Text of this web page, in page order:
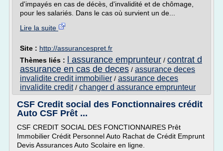
d'impayés en cas de décès, d'invalidité et de chômage,
pour les salariés. Dans le cas où survient un de...
Lire la suite
Site : http://assurancespret.fr
Thèmes liés :
l assurance emprunteur / contrat d
assurance en cas de deces / assurance deces
invalidite credit immobilier / assurance deces
invalidite credit/ changer d assurance emprunteur
CSF Credit social des Fonctionnaires crédit
Auto CSF Prêt ...
CSF CREDIT SOCIAL DES FONCTIONNAIRES Prêt
Immobilier Crédit Personnel Auto Rachat de Crédit Emprunt
Devis Assurances Auto Scolaire en ligne.